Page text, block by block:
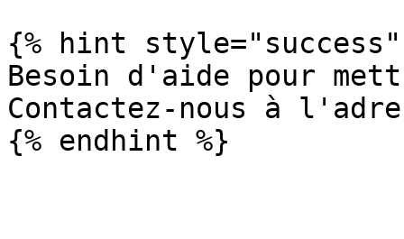
{% hint style="success"
Besoin d'aide pour
Contactez-nous à